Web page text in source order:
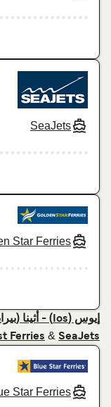
SeaJets
Star Ferries
إيوس (Ios) - أثينا (بيرايوس)
Ferries &SeaJets
Star Ferries